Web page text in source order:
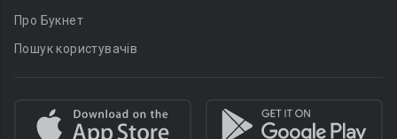
Про Букнет
Пошук користувачів